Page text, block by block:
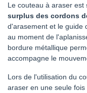
Le couteau à araser est
surplus des cordons
d'arasement et le guide
au moment de
bordure métallique
accompagne le
Lors de l'utilisation du
araser en une seule